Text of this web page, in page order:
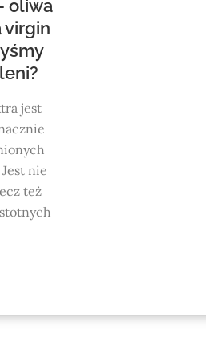
oliwa
virgin
jest
nie
też